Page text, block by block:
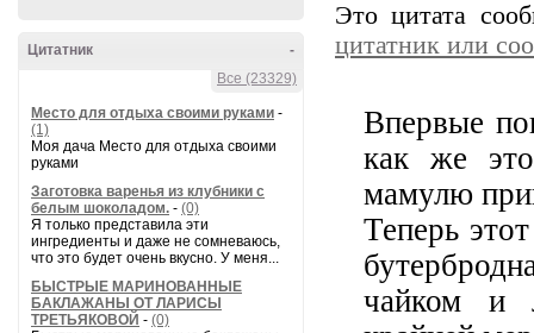
-
Цитатник
Все (23329)
Место для отдыха своими руками -
(1)
Моя дача Место для отдыха своими
руками
Заготовка варенья из клубники с
белым шоколадом. - (0)
Я только представила эти
ингредиенты и даже не сомневаюсь,
что это будет очень вкусно. У меня...
БЫСТРЫЕ МАРИНОВАННЫЕ
БАКЛАЖАНЫ ОТ ЛАРИСЫ
ТРЕТЬЯКОВОЙ - (0)
Это цитата
цитатник или
Впервые
как же
мамулю
Теперь
чайком и